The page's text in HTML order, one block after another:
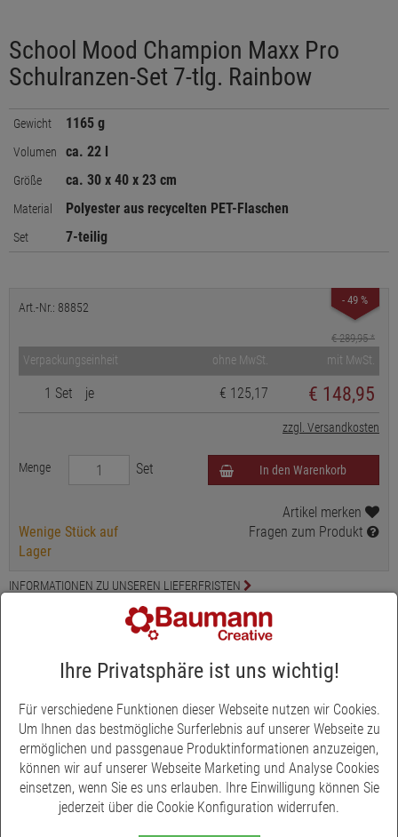
School Mood Champion Maxx Pro
Schulranzen-Set 7-tlg. Rainbow
Gewicht 1165 g
Volumen ca. 22 l
Größe ca. 30 x 40 x 23 cm
Material Polyester aus recycelten PET-Flaschen
Set 7-teilig
- 49 %
Art.-Nr.: 88852
€ 289,95*
Verpackungseinheit ohne MwSt. mit MwSt.
1 Set je € 125,17 € 148,95
zzgl. Versandkosten
Menge Set In den Warenkorb
Wenige Stück auf
Lager
Artikel merken
Fragen zum Produkt
INFORMATIONEN ZU UNSEREN LIEFERFRISTEN
INFORMATION ZUR PRODUKTSICHERHEIT
Schulrucksack Champion Maxx Pro Rainbow von School Mood
Setinhalt: Schulranzen, Turnbeutel, Etui (21-tlg., Markenfüllung
von Eberhard Faber), Schlamperrolle, Brotdose, 3-tlg. Patchy-Set,
Plüschanhänger "Moodie".
Ausgezeichnet mit dem IGR-Gütesiegel - Ergonomisches
Ihre Privatsphäre ist uns wichtig!
Für verschiedene Funktionen dieser Webseite nutzen wir Cookies.
Um Ihnen das bestmögliche Surferlebnis auf unserer Webseite zu
ermöglichen und passgenaue Produktinformationen anzuzeigen,
können wir auf unserer Webseite Marketing und Analyse Cookies
einsetzen, wenn Sie es uns erlauben. Ihre Einwilligung können Sie
jederzeit über die Cookie Konfiguration widerrufen.